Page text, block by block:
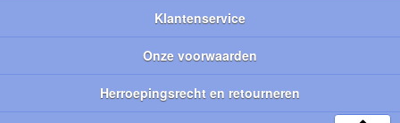
Klantenservice
Onze voorwaarden
Herroepingsrecht en retourneren